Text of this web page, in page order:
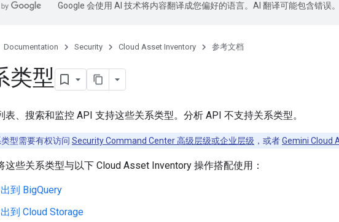
Google 会使用 AI 技术将内容翻译成您偏好的语言。AI 翻译可能包含错误。
Documentation Security Cloud Asset Inventory 参考文档
类型
表、搜索和监控 API 支持这些关系类型。分析 API 不支持关系类型。
型需要有权访问 Security Command Center 高级层级或企业层级 ，或者Gemini Cloud
这些关系类型与以下 Cloud Asset Inventory 操作搭配使用：
到 BigQuery
到 Cloud Storage